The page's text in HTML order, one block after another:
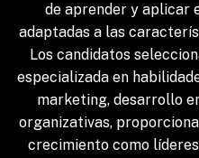
de aprender y aplicar
adaptadas a las
Los candidatos
especializada en
marketing, desarrollo
organizativas,
crecimiento como